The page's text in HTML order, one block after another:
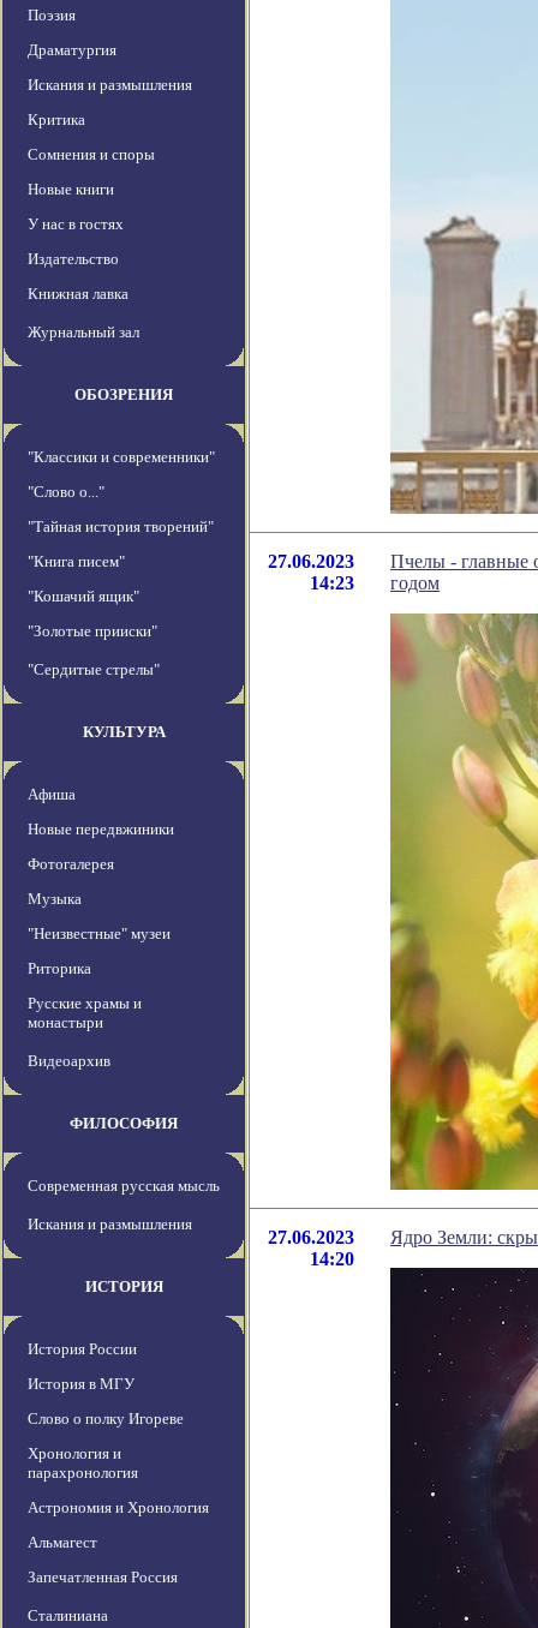
Поэзия
Драматургия
Искания и размышления
Критика
Сомнения и споры
Новые книги
У нас в гостях
Издательство
Книжная лавка
Журнальный зал
ОБОЗРЕНИЯ
"Классики и современники"
"Слово о..."
"Тайная история творений"
"Книга писем"
"Кошачий ящик"
"Золотые прииски"
"Сердитые стрелы"
КУЛЬТУРА
Афиша
Новые передвжиники
Фотогалерея
Музыка
"Неизвестные" музеи
Риторика
Русские храмы и
монастыри
Видеоархив
ФИЛОСОФИЯ
Современная русская мысль
Искания и размышления
ИСТОРИЯ
История России
История в МГУ
Слово о полку Игореве
Хронология и
парахронология
Астрономия и Хронология
Альмагест
Запечатленная Россия
Сталиниана
27.06.2023
14:23
Пчелы - главные
годом
27.06.2023
14:20
Ядро Земли: